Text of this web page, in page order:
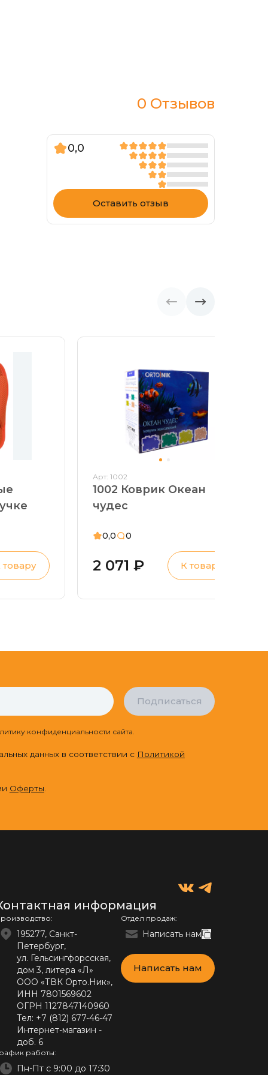
0 Отзывов
0,0
Оставить отзыв
товару
Арт: 1002
1002 Коврик Океан
чудес
0,0 0
2 071 ₽ К товару
Подписаться
конфиденциальности сайта.
данных в соответствии с Политикой
Оферты
информация
195277, Санкт-
Петербург,
ул. Гельсингфорсская,
дом 3, литера «Л»
ООО «ТВК Орто.Ник»,
ИНН 7801569602
ОГРН 1127847140960
Тел: +7 (812) 677-46-47
Интернет-магазин -
доб. 6
работы:
Пн-Пт с 9:00 до 17:30
Отдел продаж:
Написать нам
Написать нам